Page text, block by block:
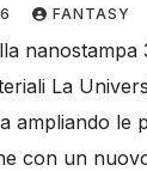
FANTASY
nanostampa
La
ampliando le
con un